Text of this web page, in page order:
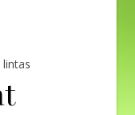
lintas